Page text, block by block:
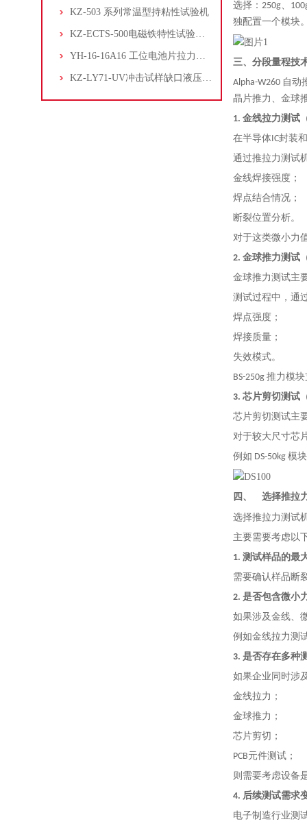
KZ-503 系列常温型持粘性试验机
KZ-ECTS-500电磁铁特性试验系统
YH-16-16A16 工位电池片拉力试验机
KZ-LY71-UV冲击试样缺口液压拉床
选择：250g、
独配置一个模块
三、分段量程技
Alpha-W260 自
晶片推力、金球
1. 金线拉力测试
在半导体IC封装
通过推拉力测试
金线焊接强度；
焊点结合情况；
断裂位置分析。
对于这类微小力
2. 金球推力测试
金球推力测试主
测试过程中，通
焊点强度；
焊接质量；
失效模式。
BS-250g 推力模
3. 芯片剪切测试
芯片剪切测试主
对于较大尺寸芯
例如 DS-50kg 模
四、
选择推拉
选择推拉力测试
主要需要考虑以
1. 测试样品的最
需要确认样品断
2. 是否包含微小
如果涉及金线、
例如金线拉力测
3. 是否存在多种
如果企业同时涉
金线拉力；
金球推力；
芯片剪切；
PCB元件测试；
则需要考虑设备
4. 后续测试需求
电子制造行业测